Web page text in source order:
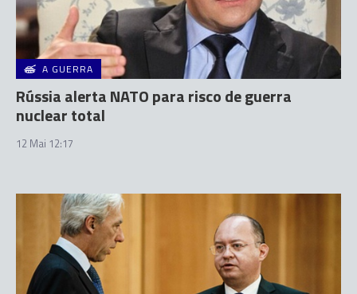
A GUERRA
Rússia alerta NATO para risco de guerra
nuclear total
12 Mai 12:17